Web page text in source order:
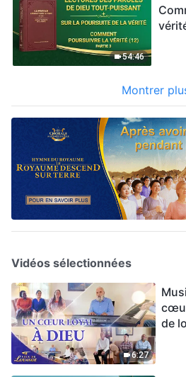
54:46
Montrer
Vidéos sélectionnées
6:27
de